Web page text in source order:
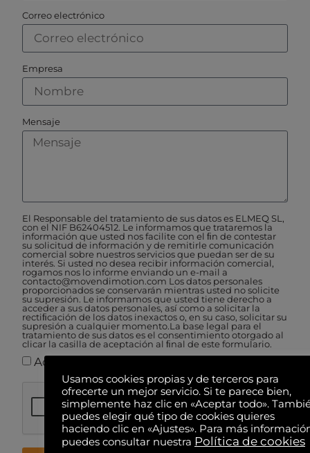
Correo electrónico
Empresa
Mensaje
El Responsable del tratamiento de sus datos es ELMEQ SL,
con el NIF B62404512. Le informamos que trataremos la
información que usted nos facilite con el ﬁn de contestar
su solicitud de información y de remitirle comunicación
comercial sobre nuestros servicios que puedan ser de su
interés. Si usted no desea recibir información comercial,
rogamos nos lo informe enviando un e-mail a
contacto@movendimotion.com Los datos personales
proporcionados se conservarán mientras usted no solicite
su supresión. Le informamos que usted tiene derecho a
acceder a sus datos personales, así como a solicitar la
rectiﬁcación de los datos inexactos o, en su caso, solicitar su
supresión a cualquier momento.La base legal para el
tratamiento de sus datos es el consentimiento otorgado al
clicar la casilla de aceptación al ﬁnal de este formulario.
Acepto la política de privacidad.
Usamos cookies propias y de terceros para
ofrecerte un mejor servicio. Si te parece bien,
simplemente haz clic en «Aceptar todo».
puedes elegir qué tipo de cookies quieres
haciendo clic en «Ajustes». Para más
puedes consultar nuestra Política de cookies